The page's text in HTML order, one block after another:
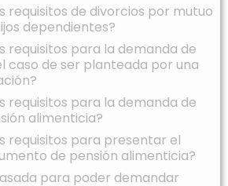
requisitos de divorcios por mutuo
dependientes?
requisitos para la demanda de
caso de ser planteada por una
requisitos para la demanda de
alimenticia?
requisitos para presentar el
de pensión alimenticia?
para poder demandar